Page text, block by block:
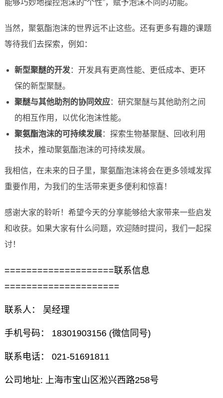
能够巧妙地操控泡沫的“个性”，赋予泡沫不同的功能。
当然，聚氨酯泡沫的世界远不止这些。还有更多有趣的课题
等待我们去探索，例如：
新型聚醚的开发：开发具有更高性能、更低成本、更环
保的新型聚醚。
聚醚与其他助剂的协同效应：研究聚醚与其他助剂之间
的相互作用，以优化泡沫性能。
聚氨酯泡沫的可持续发展：探索生物基聚醚、回收利用
技术，推动聚氨酯泡沫的可持续发展。
我相信，在未来的日子里，聚氨酯泡沫将会在更多领域发挥
重要作用，为我们的生活带来更多便利和惊喜！
感谢大家的聆听！希望今天的分享能够给大家带来一些启发
和收获。如果大家有什么问题，欢迎随时提问，我们一起探
讨！
====================联系信息
=====================
联系人： 吴经理
手机号码： 18301903156 (微信同号)
联系电话： 021-51691811
公司地址: 上海市宝山区淞兴西路258号